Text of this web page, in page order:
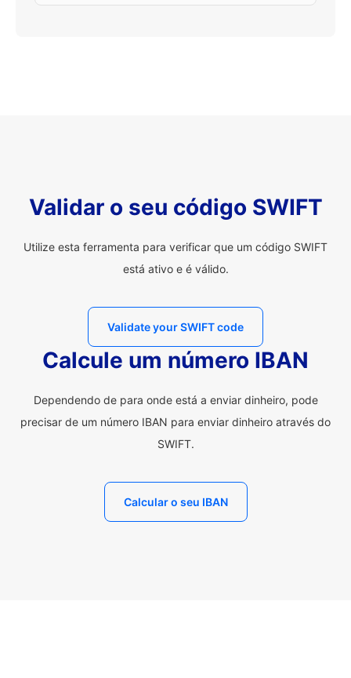
Validar o seu código SWIFT
Utilize esta ferramenta para verificar que um código SWIFT
está ativo e é válido.
Validate your SWIFT code
Calcule um número IBAN
Dependendo de para onde está a enviar dinheiro, pode
precisar de um número IBAN para enviar dinheiro através do
SWIFT.
Calcular o seu IBAN